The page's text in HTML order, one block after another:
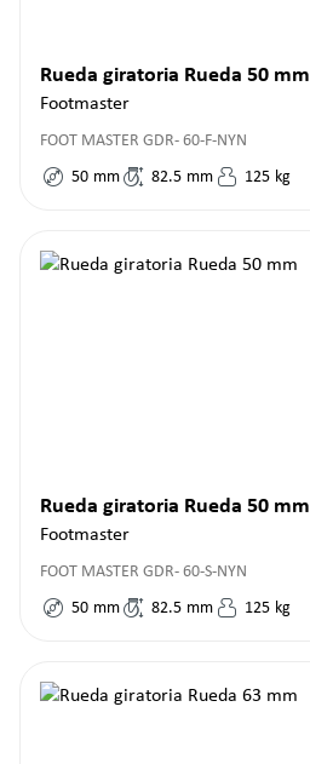
Rueda giratoria Rueda 50 mm
Footmaster
FOOT MASTER GDR- 60-F-NYN
50 mm 82.5 mm 125 kg
Rueda giratoria Rueda 50 mm
Footmaster
FOOT MASTER GDR- 60-S-NYN
50 mm 82.5 mm 125 kg